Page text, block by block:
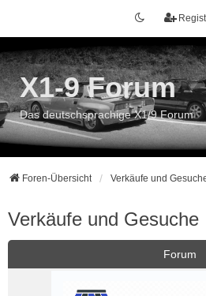
X1-9 Forum
Das deutschsprachige X1/9 Forum
Foren-Übersicht Verkäufe und
Verkäufe und Gesuche
Forum